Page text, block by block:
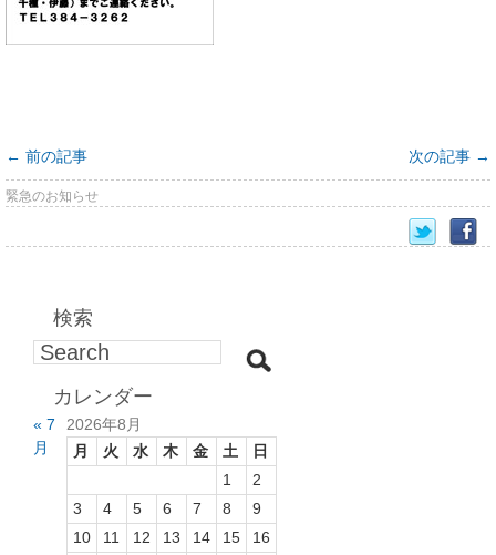
← 前の記事 次の記事 →
緊急のお知らせ
検索
カレンダー
2026年8月
月
火 水 木 金 土
日
1
2
3
4 5 6 7 8
9
10
11 12 13 14 15
16
« 7
月